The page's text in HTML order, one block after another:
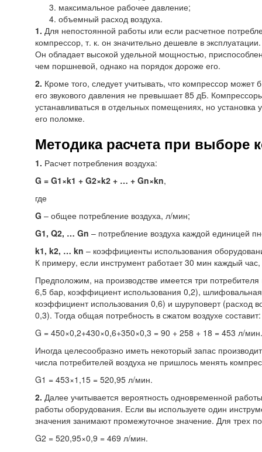
максимальное рабочее давление;
объемный расход воздуха.
1. Для непостоянной работы или если расчетное
компрессор, т. к. он значительно дешевле в
Он обладает высокой удельной мощностью,
чем поршневой, однако на порядок дороже его.
2. Кроме того, следует учитывать, что компрессор может
его звукового давления не превышает 85 дБ.
устанавливаться в отдельных помещениях, но установка
его поломке.
Методика расчета при выборе
1. Расчет потребления воздуха:
G = G1×k1 + G2×k2 + … + Gn×kn,
где
G – общее потребление воздуха, л/мин;
G1, Q2, … Gn – потребление воздуха каждой единицей
k1, k2, … kn – коэффициенты использования
К примеру, если инструмент работает 30 мин каждый
Предположим, на производстве имеется три потребителя
6,5 бар, коэффициент использования 0,2),
коэффициент использования 0,6) и шуруповерт (расход
0,3). Тогда общая потребность в сжатом воздухе составит:
G = 450×0,2+430×0,6+350×0,3 = 90 + 258 + 18 = 453 л/мин.
Иногда целесообразно иметь некоторый запас
числа потребителей воздуха не пришлось менять
G1 = 453×1,15 = 520,95 л/мин.
2. Далее учитывается вероятность одновременной
работы оборудования. Если вы используете один
значения занимают промежуточное значение. Для трех
G2 = 520,95×0,9 = 469 л/мин.